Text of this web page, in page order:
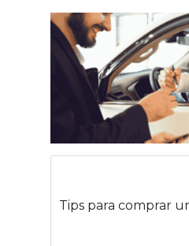
Tips para comprar